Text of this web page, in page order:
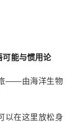
能与惯用论
——由海洋生物
以在这里放松身